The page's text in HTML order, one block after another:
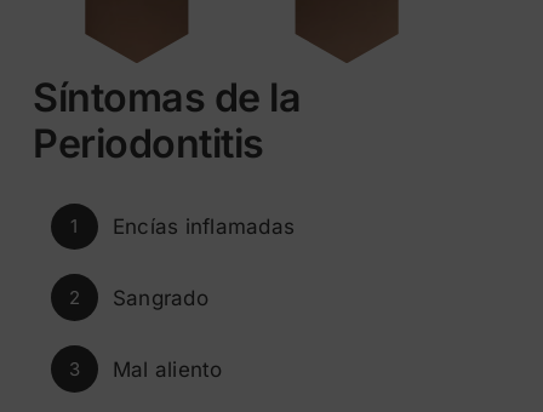
Síntomas de la
Periodontitis
1 Encías inflamadas
2 Sangrado
3 Mal aliento